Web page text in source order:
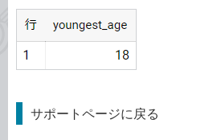
サポートページに戻る